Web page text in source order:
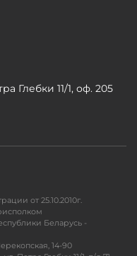
Глебки 11/1, оф. 205
от 25.10.2010г.
Беларусь -
14-90